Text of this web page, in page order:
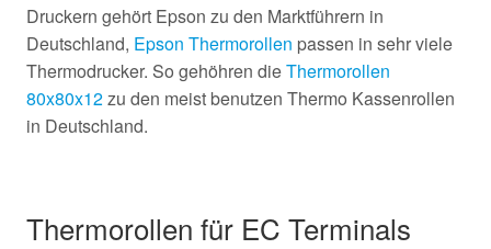
Druckern gehört Epson zu den Marktführern in
Deutschland, Epson Thermorollen passen in sehr viele
Thermodrucker. So gehöhren dieThermorollen
80x80x12zu den meist benutzen Thermo Kassenrollen
in Deutschland.
Thermorollen für EC Terminals